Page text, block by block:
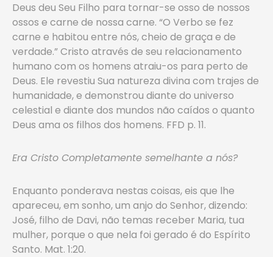
Deus deu Seu Filho para tornar-se osso de nossos
ossos e carne de nossa carne. “O Verbo se fez
carne e habitou entre nós, cheio de graça e de
verdade.” Cristo através de seu relacionamento
humano com os homens atraiu-os para perto de
Deus. Ele revestiu Sua natureza divina com trajes de
humanidade, e demonstrou diante do universo
celestial e diante dos mundos não caídos o quanto
Deus ama os filhos dos homens. FFD p. 11.
Era Cristo Completamente semelhante a nós?
Enquanto ponderava nestas coisas, eis que lhe
apareceu, em sonho, um anjo do Senhor, dizendo:
José, filho de Davi, não temas receber Maria, tua
mulher, porque o que nela foi gerado é do Espírito
Santo. Mat. 1:20.